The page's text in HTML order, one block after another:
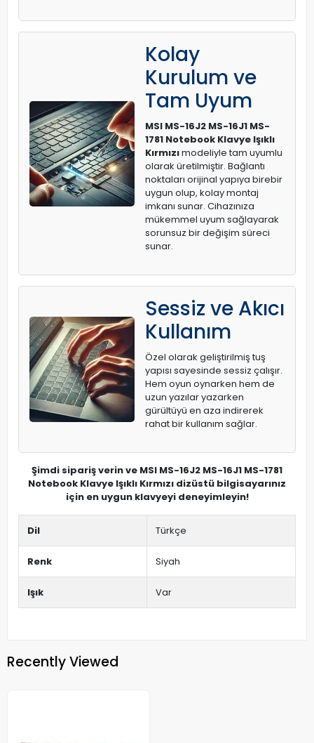
Kolay
Kurulum ve
Tam Uyum
MSI MS-16J2 MS-16J1 MS-
1781 Notebook Klavye Işıklı
Kırmızımodeliyle tam uyumlu
olarak üretilmiştir. Bağlantı
noktaları orijinal yapıya birebir
uygun olup, kolay montaj
imkanı sunar. Cihazınıza
mükemmel uyum sağlayarak
sorunsuz bir değişim süreci
sunar.
Sessiz ve Akıcı
Kullanım
Özel olarak geliştirilmiş tuş
yapısı sayesinde sessiz çalışır.
Hem oyun oynarken hem de
uzun yazılar yazarken
gürültüyü en aza indirerek
rahat bir kullanım sağlar.
Şimdi sipariş verin ve MSI MS-16J2 MS-16J1 MS-1781
Notebook Klavye Işıklı Kırmızı dizüstü bilgisayarınız
için en uygun klavyeyi deneyimleyin!
Dil Türkçe
Renk Siyah
Işık Var
Recently Viewed